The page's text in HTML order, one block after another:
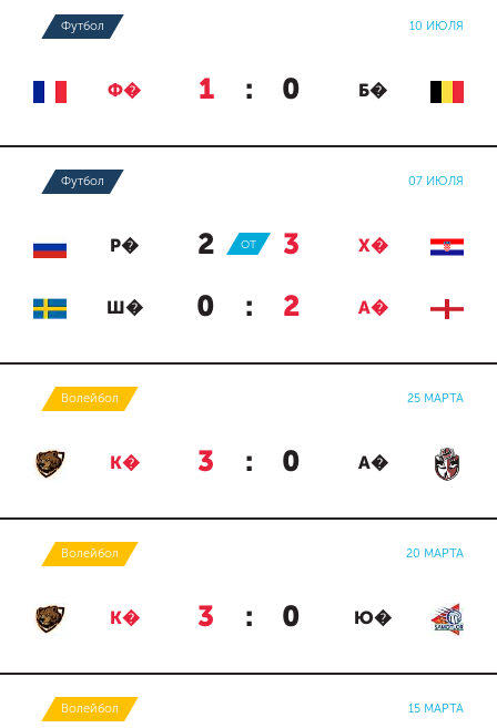
Футбол 10 ИЮЛЯ
Ф� 1 : 0 Б�
Футбол 07 ИЮЛЯ
Р� 2 : 3 Х�
ОТ
Ш� 0 : 2 А�
Волейбол 25 МАРТА
К� 3 : 0 А�
Волейбол 20 МАРТА
К� 3 : 0 Ю�
Волейбол 15 МАРТА